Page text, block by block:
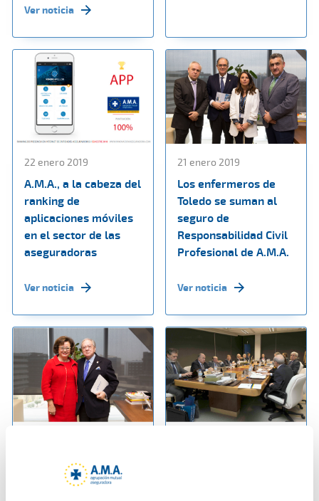
Ver noticia
22 enero 2019
A.M.A., a la cabeza del
ranking de
aplicaciones móviles
en el sector de las
aseguradoras
Ver noticia
21 enero 2019
Los enfermeros de
Toledo se suman al
seguro de
Responsabilidad Civil
Profesional de A.M.A.
Ver noticia
Continúa el
crecimiento